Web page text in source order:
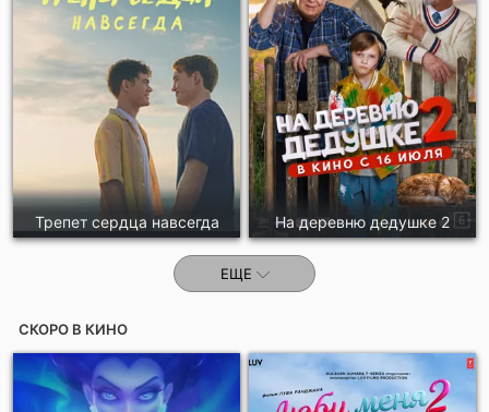
Отправить!
Трепет сердца навсегда На деревню дедушке 2
ЕЩЕ
СКОРО В КИНО